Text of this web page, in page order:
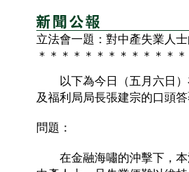
立法會一題：對中產失業人
＊＊＊＊＊＊＊＊＊＊＊＊
以下為今日（五月六日）
及福利局局長張建宗的口頭
問題：
在金融海嘯的沖擊下，本